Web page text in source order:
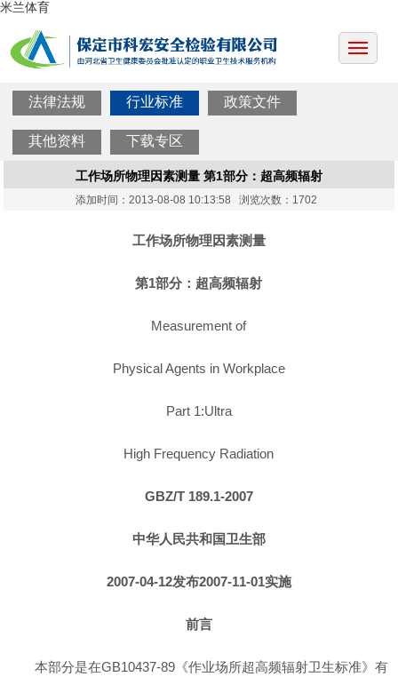
米兰体育
法律法规 行业标准 政策文件
其他资料 下载专区
工作场所物理因素测量 第1部分：超高频辐射
添加时间：2013-08-08 10:13:58 浏览次数：1702
工作场所物理因素测量
第1部分：超高频辐射
Measurement of
Physical Agents in Workplace
Part 1:Ultra
High Frequency Radiation
GBZ/T 189.1-2007
中华人民共和国卫生部
2007-04-12发布2007-11-01实施
前言
本部分是在GB10437-89《作业场所超高频辐射卫生标准》有